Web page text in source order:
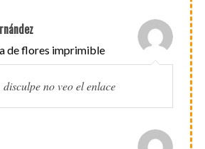
de flores imprimible
disculpe no veo el enlace